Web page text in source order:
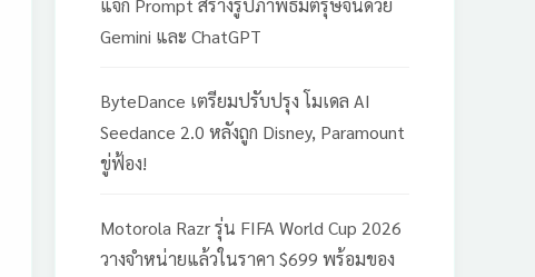
แจก Prompt สร้างรูปภาพธีมตรุษจีนด้วย
Gemini และ ChatGPT
ByteDance เตรียมปรับปรุง โมเดล AI
Seedance 2.0 หลังถูก Disney, Paramount
ขู่ฟ้อง!
Motorola Razr รุ่น FIFA World Cup 2026
วางจำหน่ายแล้วในราคา $699 พร้อมของ